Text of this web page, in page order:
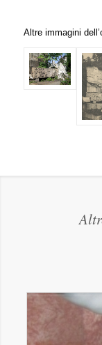
Altre immagini